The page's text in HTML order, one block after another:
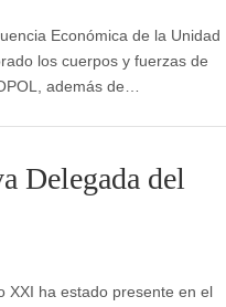
Económica de la Unidad
los cuerpos y fuerzas de
además de…
Delegada del
XXI ha estado presente en el